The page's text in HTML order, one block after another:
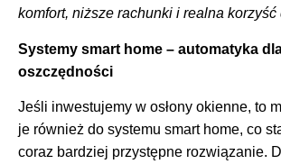
komfort, niższe rachunki i realna
Systemy smart home – automatyka
oszczędności
Jeśli inwestujemy w osłony okienne, to
je również do systemu smart home, co
coraz bardziej przystępne rozwiązanie.